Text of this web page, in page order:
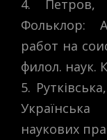
4. Петров,
Фольклор:
работ на
филол. наук.
5.
наукових